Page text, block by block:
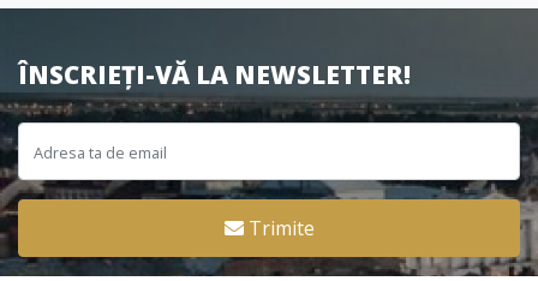
ÎNSCRIEȚI-VĂ LA NEWSLETTER!
Trimite